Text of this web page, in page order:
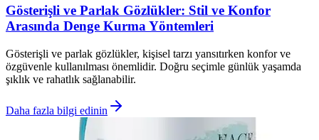
Gösterişli ve Parlak Gözlükler: Stil ve Konfor
Arasında Denge Kurma Yöntemleri
Gösterişli ve parlak gözlükler, kişisel tarzı yansıtırken konfor ve
özgüvenle kullanılması önemlidir. Doğru seçimle günlük yaşamda
şıklık ve rahatlık sağlanabilir.
Daha fazla bilgi edinin